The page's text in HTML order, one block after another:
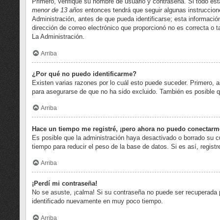
menor de 13 años entonces tendrá que seguir algunas
Administración, antes de que pueda identificarse; esta
dirección de correo electrónico que proporcionó no es correcta
La Administración.
Arriba
¿Por qué no puedo identificarme?
Existen varias razones por lo cuál esto puede suceder.
para asegurarse de que no ha sido excluido. También es
Arriba
Hace un tiempo me registré, ¡pero ahora no puedo
Es posible que la administración haya desactivado o borrado su
tiempo para reducir el peso de la base de datos. Si es así,
Arriba
¡Perdí mi contraseña!
No se asuste, ¡calma! Si su contraseña no puede ser
identificado nuevamente en muy poco tiempo.
Arriba